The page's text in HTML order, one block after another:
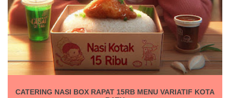
CATERING NASI BOX RAPAT 15RB MENU VARIATIF KOTA